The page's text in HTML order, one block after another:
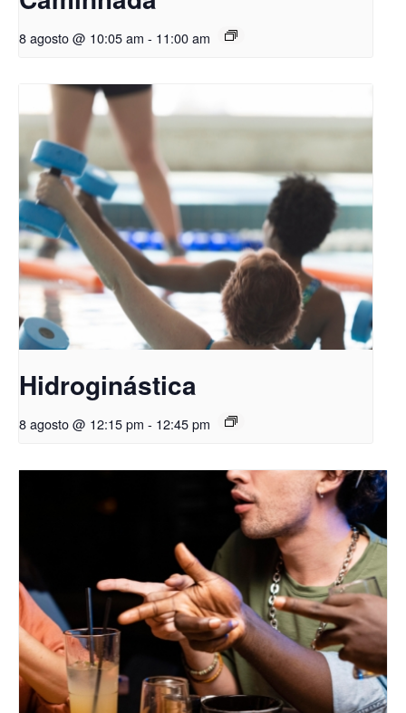
8 agosto @ 10:05 am - 11:00 am
Hidroginástica
8 agosto @ 12:15 pm - 12:45 pm